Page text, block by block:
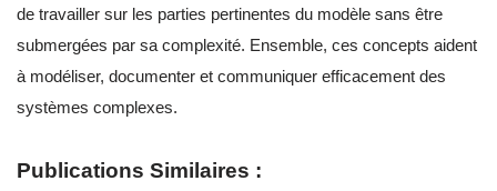
de travailler sur les parties pertinentes du modèle sans être
submergées par sa complexité. Ensemble, ces concepts aident
à modéliser, documenter et communiquer efficacement des
systèmes complexes.
Publications Similaires :